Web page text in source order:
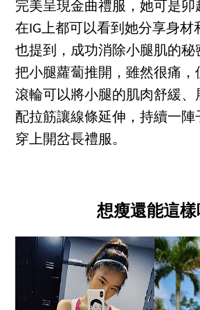
完美呈現金曲禮服，她可是卯
在IG上都可以看到她分享身材
也提到，成功消除小腿肌的秘
把小腿蘿蔔推開，雖然很痛，
滾輪可以將小腿的肌肉舒緩、
配拉筋讓線條延伸，持續一
穿上開岔長禮服。
想瘦還能這樣